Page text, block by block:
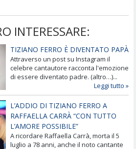
INTERESSARE:
TIZIANO FERRO È DIVENTATO PAPÀ
Attraverso un post su Instagram il
celebre cantautore racconta l'emozione
di essere diventato padre. (altro…)...
Leggi tutto »
L’ADDIO DI TIZIANO FERRO A
RAFFAELLA CARRÀ “CON TUTTO
L’AMORE POSSIBILE”
A ricordare Raffaella Carrà, morta il 5
luglio a 78 anni, anche il noto cantante